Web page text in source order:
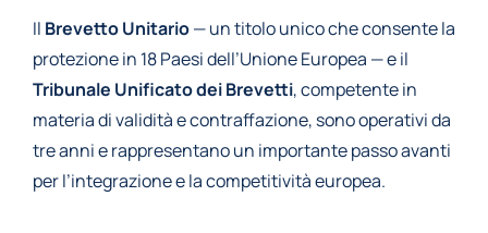
Il Brevetto Unitario— un titolo unico che consente la
protezione in 18 Paesi dell’Unione Europea — e il
Tribunale Unificato dei Brevetti, competente in
materia di validità e contraffazione, sono operativi da
tre anni e rappresentano un importante passo avanti
per l’integrazione e la competitività europea.